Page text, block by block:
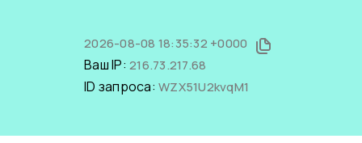
2026-08-08 18:35:32 +0000
Ваш IP: 216.73.217.68
ID запроса: WZX51U2kvqM1